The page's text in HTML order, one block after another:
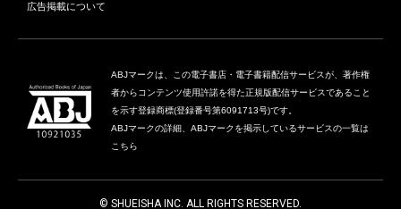
広告掲載について
ABJマークは、この電子書店・電子書籍配信サービスが、著作権
者からコンテンツ使用許諾を得た正規版配信サービスであること
を示す登録商標(登録番号第6091713号)です。
ABJマークの詳細、ABJマークを掲示しているサービスの一覧は
こちら
© SHUEISHA INC. ALL RIGHTS RESERVED.